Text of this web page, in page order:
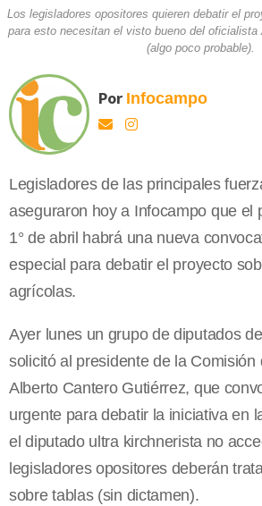
Los legisladores opositores quieren debatir el
para esto necesitan el visto bueno del oficialista
(algo poco probable).
Por Infocampo
Legisladores de las principales
aseguraron hoy a Infocampo que el
1° de abril habrá una nueva
especial para debatir el proyecto
agrícolas.
Ayer lunes un grupo de diputados
solicitó al presidente de la Comisión
Alberto Cantero Gutiérrez, que
urgente para debatir la iniciativa en
el diputado ultra kirchnerista no
legisladores opositores deberán
sobre tablas (sin dictamen).